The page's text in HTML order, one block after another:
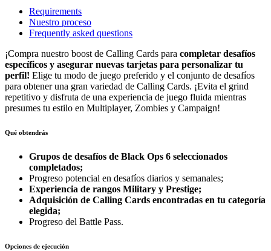
Requirements
Nuestro proceso
Frequently asked questions
¡Compra nuestro boost de Calling Cards para completar desafíos
específicos y asegurar nuevas tarjetas para personalizar tu
perfil! Elige tu modo de juego preferido y el conjunto de desafíos
para obtener una gran variedad de Calling Cards. ¡Evita el grind
repetitivo y disfruta de una experiencia de juego fluida mientras
presumes tu estilo en Multiplayer, Zombies y Campaign!
Qué obtendrás
Grupos de desafíos de Black Ops 6 seleccionados
completados;
Progreso potencial en desafíos diarios y semanales;
Experiencia de rangos Military y Prestige;
Adquisición de Calling Cards encontradas en tu categoría
elegida;
Progreso del Battle Pass.
Opciones de ejecución